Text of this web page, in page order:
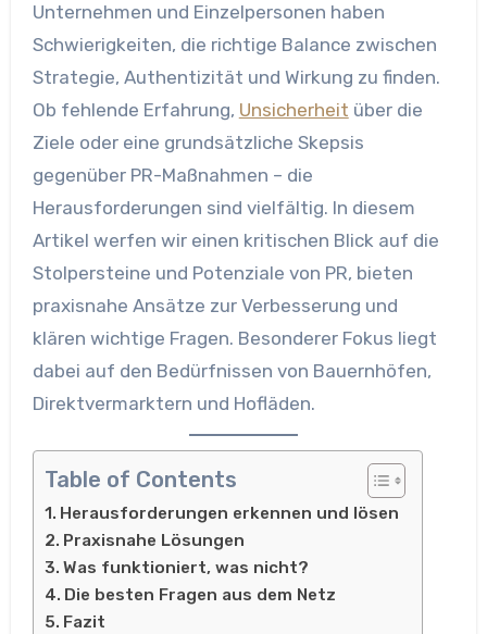
Unternehmen und Einzelpersonen haben
Schwierigkeiten, die richtige Balance zwischen
Strategie, Authentizität und Wirkung zu finden.
Ob fehlende Erfahrung, Unsicherheit über die
Ziele oder eine grundsätzliche Skepsis
gegenüber PR-Maßnahmen – die
Herausforderungen sind vielfältig. In diesem
Artikel werfen wir einen kritischen Blick auf die
Stolpersteine und Potenziale von PR, bieten
praxisnahe Ansätze zur Verbesserung und
klären wichtige Fragen. Besonderer Fokus liegt
dabei auf den Bedürfnissen von Bauernhöfen,
Direktvermarktern und Hofläden.
Table of Contents
Herausforderungen erkennen und lösen
Praxisnahe Lösungen
Was funktioniert, was nicht?
Die besten Fragen aus dem Netz
Fazit